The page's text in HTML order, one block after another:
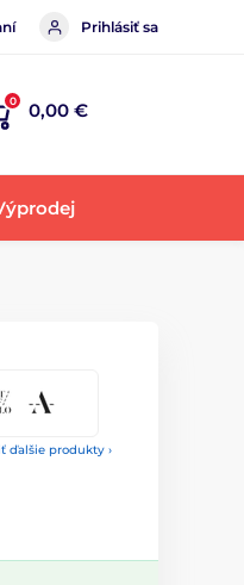
Prihlásiť sa
0 0,00 €
ďalšie produkty ›